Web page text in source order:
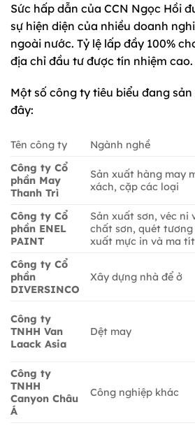
Sức hấp dẫn của CCN Ngọc Hồi
sự hiện diện của nhiều doanh
ngoài nước. Tỷ lệ lấp đầy 100%
địa chỉ đầu tư được tín nhiệm cao.
Một số công ty tiêu biểu đang
đây:
Tên công ty Ngành nghề
Công ty Cổ
phần May
Thanh Trì
Sản xuất hàng may
xách, cặp các loại
Công ty Cổ
phần ENEL
PAINT
Sản xuất sơn, véc ni
chất sơn, quét tương
xuất mực in và ma tít
Công ty Cổ
phần
DIVERSINCO
Xây dựng nhà để ở
Công ty
TNHH Van
Laack Asia
Dệt may
Công ty
TNHH
Canyon Châu
Á
Công nghiệp khác